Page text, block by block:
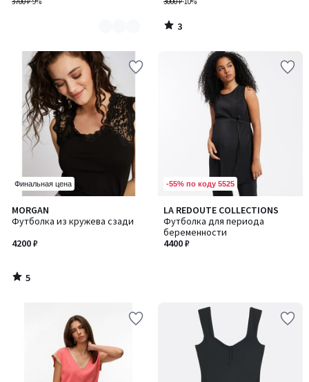
3
/
Финальная цена
MORGAN
Футболка из кружева сзади
4200 ₽
5
/
5
/
-55% по коду 5525
LA REDOUTE COLLECTIONS
Футболка для периода
беременности
4400 ₽